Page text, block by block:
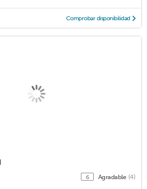
Comprobar disponibilidad
6 Agradable (4)